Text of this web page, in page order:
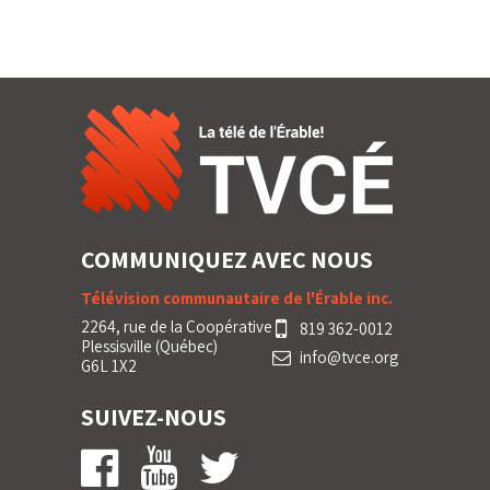
COMMUNIQUEZ AVEC NOUS
Télévision communautaire de l'Érable inc.
2264, rue de la Coopérative
Plessisville (Québec)
G6L 1X2
819 362-0012
info@tvce.org
SUIVEZ-NOUS